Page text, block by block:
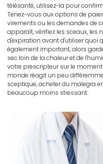
télésanté, utilisez-la pour
Tenez-vous aux options de
virements ou les demandes de
apparaît, vérifiez les sceaux, les
d'expiration avant d'utiliser quoi
également important, alors
sec loin de la chaleur et de
votre prescripteur sur le
monde réagit un peu
sceptique, acheter du malegra
beaucoup moins stressant.